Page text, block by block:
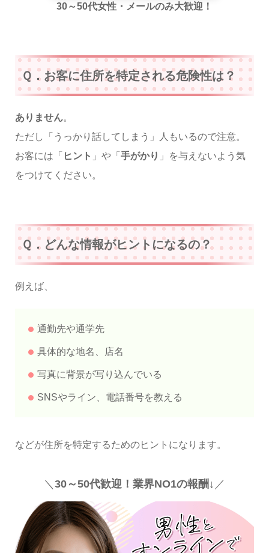
30～50代女性・メールのみ大歓迎！
Ｑ．お客に住所を特定される危険性は？
ありません。
ただし「うっかり話してしまう」人もいるので注意。
お客には「 ヒント 」や「 手がかり 」を与えないよう気
をつけてください。
Ｑ．どんな情報がヒントになるの？
例えば、
通勤先や通学先
具体的な地名、店名
写真に背景が写り込んでいる
SNSやライン、電話番号を教える
などが住所を特定するためのヒントになります。
＼ 30～50代歓迎！業界NO1の報酬↓ ／